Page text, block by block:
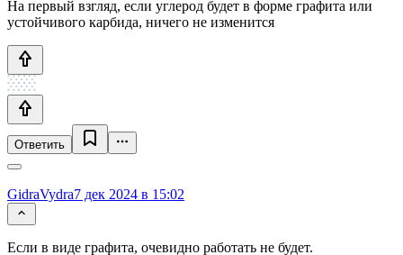
На первый взгляд, если углерод будет в форме графита или
устойчивого карбида, ничего не изменится
Ответить
GidraVydra7 дек 2024 в 15:02
Если в виде графита, очевидно работать не будет.